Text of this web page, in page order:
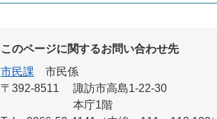
このページに関するお問い合わせ先
市民課
市民係
〒392-8511
諏訪市高島1-22-30
本庁1階